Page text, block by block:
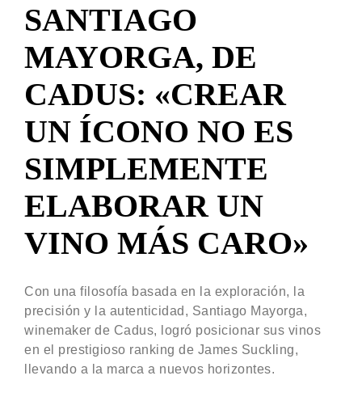
SANTIAGO
MAYORGA, DE
CADUS: «CREAR
UN ÍCONO NO ES
SIMPLEMENTE
ELABORAR UN
VINO MÁS CARO»
Con una filosofía basada en la exploración, la
precisión y la autenticidad, Santiago Mayorga,
winemaker de Cadus, logró posicionar sus vinos
en el prestigioso ranking de James Suckling,
llevando a la marca a nuevos horizontes.